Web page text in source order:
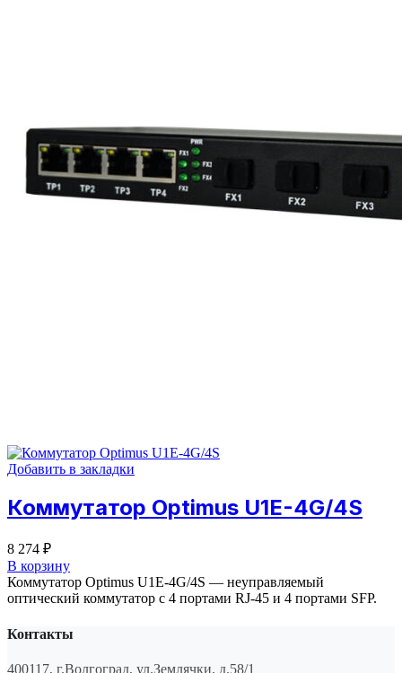
Добавить в закладки
Коммутатор Optimus U1E-4G/4S
8 274 ₽
В корзину
Коммутатор Optimus U1E-4G/4S — неуправляемый
оптический коммутатор с 4 портами RJ-45 и 4 портами SFP.
Контакты
400117, г.Волгоград, ул.Землячки, д.58/1